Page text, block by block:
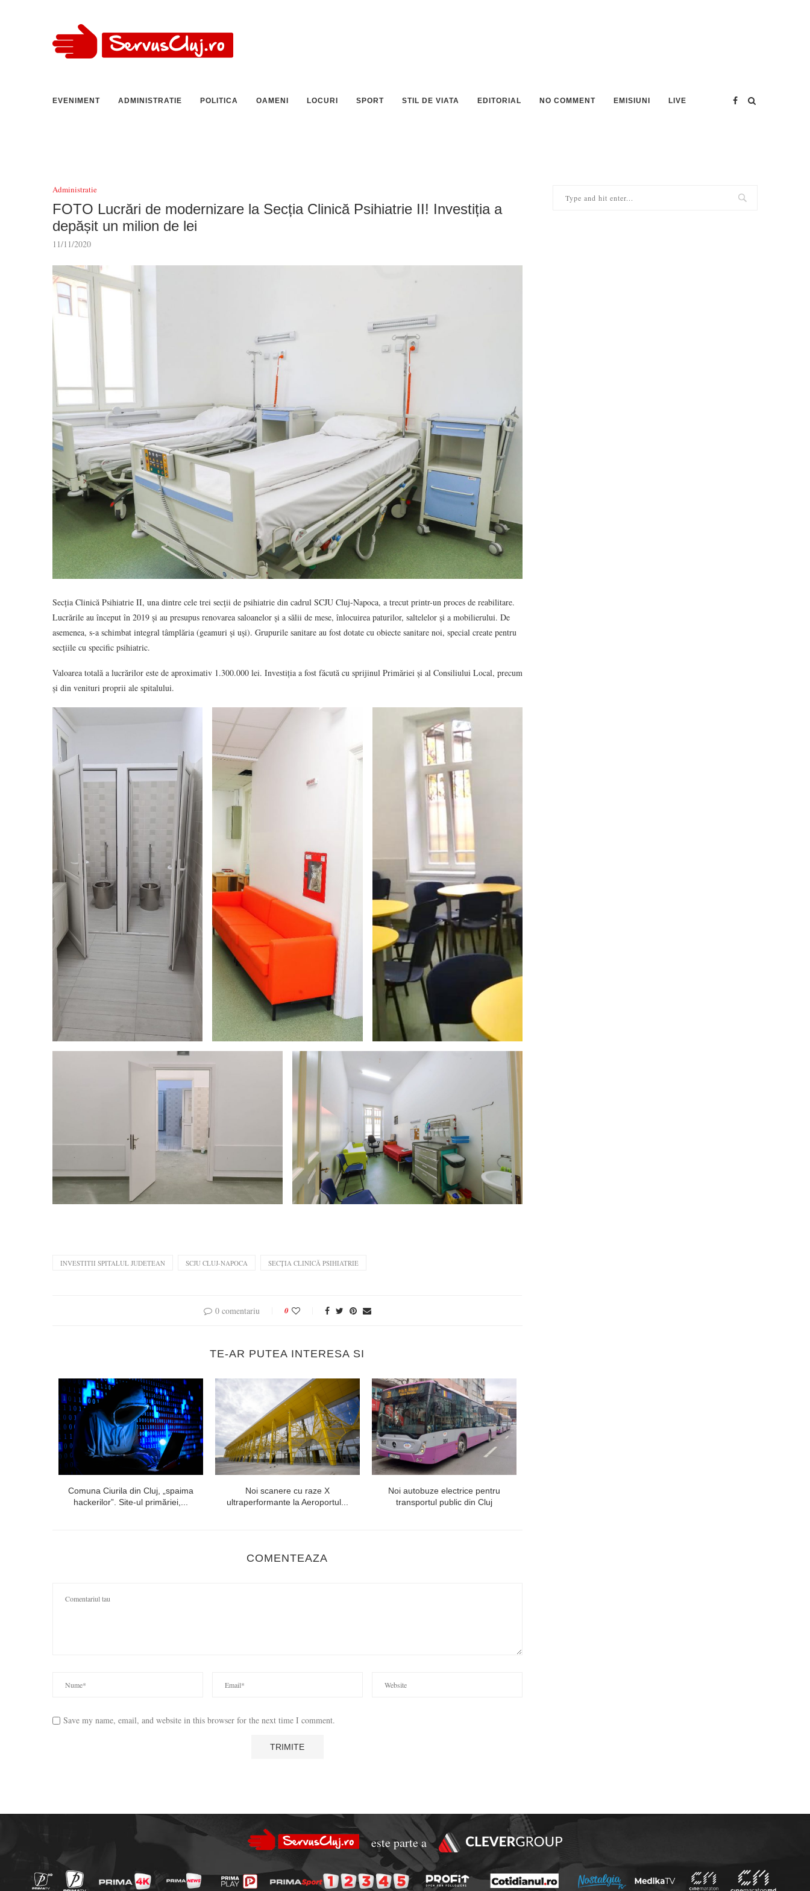
EVENIMENT ADMINISTRATIE POLITICA OAMENI LOCURI SPORT STIL DE VIATA EDITORIAL NO COMMENT EMISIUNI LIVE
Administratie
FOTO Lucrări de modernizare la Secția Clinică Psihiatrie II! Investiția a
depășit un milion de lei
11/11/2020
Secția Clinică Psihiatrie II, una dintre cele trei secții de psihiatrie din cadrul SCJU Cluj-Napoca, a trecut printr-un proces de reabilitare.
Lucrările au început în 2019 și au presupus renovarea saloanelor și a sălii de mese, înlocuirea paturilor, saltelelor și a mobilierului. De
asemenea, s-a schimbat integral tâmplăria (geamuri și uși). Grupurile sanitare au fost dotate cu obiecte sanitare noi, special create pentru
secțiile cu specific psihiatric.
Valoarea totală a lucrărilor este de aproximativ 1.300.000 lei. Investiția a fost făcută cu sprijinul Primăriei și al Consiliului Local, precum
și din venituri proprii ale spitalului.
INVESTITII SPITALUL JUDETEAN SCJU CLUJ-NAPOCA SECȚIA CLINICĂ PSIHIATRIE
0 comentariu 0
TE-AR PUTEA INTERESA SI
Comuna Ciurila din Cluj, „spaima
hackerilor”. Site-ul primăriei,...
Noi scanere cu raze X
ultraperformante la Aeroportul...
Noi autobuze electrice pentru
transportul public din Cluj
COMENTEAZA
Save my name, email, and website in this browser for the next time I comment.
este parte a